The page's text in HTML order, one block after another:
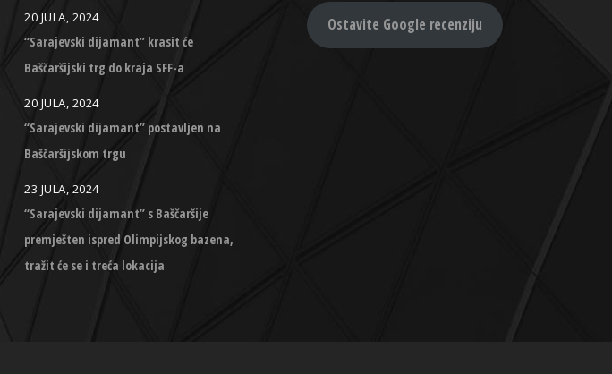
20 JULA, 2024
“Sarajevski dijamant” krasit će
Baščaršijski trg do kraja SFF-a
20 JULA, 2024
“Sarajevski dijamant” postavljen na
Baščaršijskom trgu
23 JULA, 2024
“Sarajevski dijamant” s Baščaršije
premješten ispred Olimpijskog bazena,
tražit će se i treća lokacija
Ostavite Google recenziju